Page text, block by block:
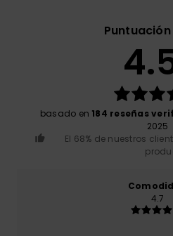
basado en 184 reseñas
2025
El 68% de nuestros
4.7